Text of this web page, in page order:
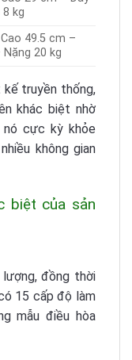
kg
49.5 cm –
Nặng 20 kg
truyền thống,
khác biệt nhờ
nó cực kỳ khỏe
không gian
biệt của sản
đồng thời
15 cấp độ làm
mẫu điều hòa